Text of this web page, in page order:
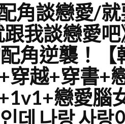
角談戀愛/
我談戀愛
角逆襲！【
穿越+穿書+
戀愛腦
데 나랑 사랑